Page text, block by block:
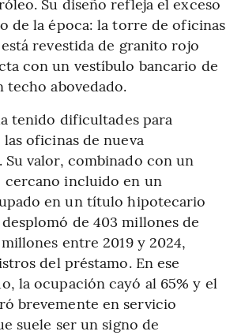
de la época: la torre de oficinas
revestida de granito rojo
con un vestíbulo bancario de
techo abovedado.
tenido dificultades para
oficinas de nueva
valor, combinado con un
cercano incluido en un
en un título hipotecario
de 403 millones de
entre 2019 y 2024,
del préstamo. En ese
la ocupación cayó al 65% y el
brevemente en servicio
suele ser un signo de